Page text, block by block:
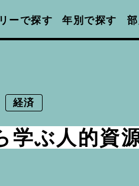
ーで探す 年別で探す
経済
学ぶ人的資